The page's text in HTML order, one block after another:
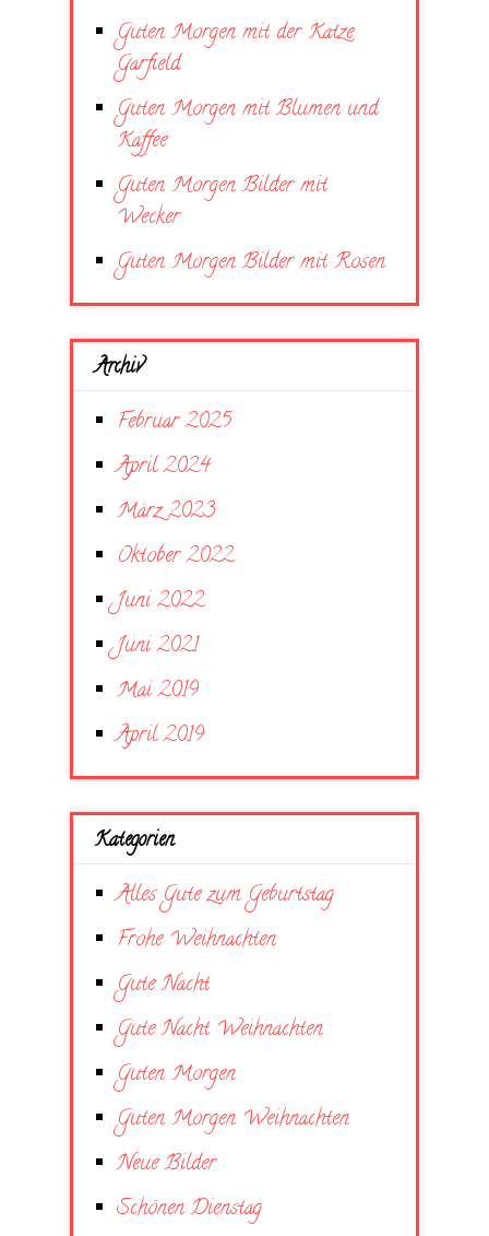
Guten Morgen mit der Katze
Garfield
Guten Morgen mit Blumen und
Kaffee
Guten Morgen Bilder mit
Wecker
Guten Morgen Bilder mit Rosen
Archiv
Februar 2025
April 2024
März 2023
Oktober 2022
Juni 2022
Juni 2021
Mai 2019
April 2019
Kategorien
Alles Gute zum Geburtstag
Frohe Weihnachten
Gute Nacht
Gute Nacht Weihnachten
Guten Morgen
Guten Morgen Weihnachten
Neue Bilder
Schönen Dienstag